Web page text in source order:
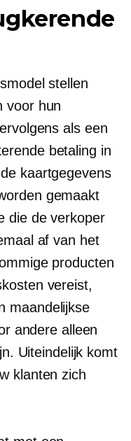
stellen
voor hun
als een
betaling in
kaartgegevens
gemaakt
die de verkoper
af van het
producten
vereist,
maandelijkse
andere alleen
Uiteindelijk komt
klanten zich